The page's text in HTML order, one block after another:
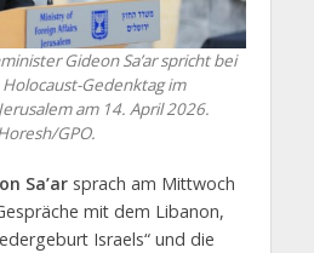
Gideon Sa’ar spricht bei
Gedenktag im
am 14. April 2026.
GPO.
Sa’arsprach am Mittwoch
mit dem Libanon,
Israels“ und die